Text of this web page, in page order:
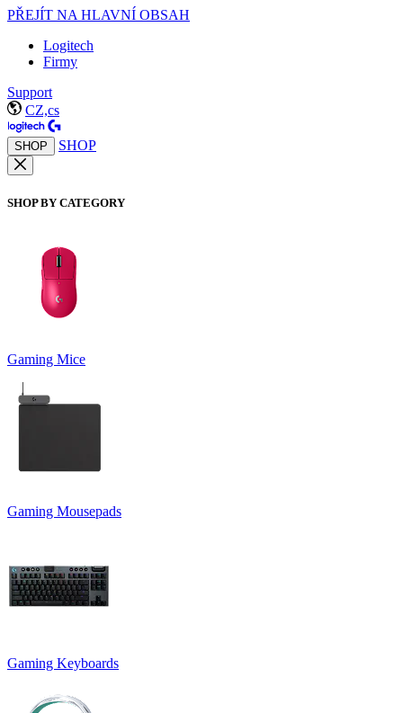
PŘEJÍT NA HLAVNÍ OBSAH
Logitech
Firmy
Support
CZ,cs
SHOP SHOP
SHOP BY CATEGORY
Gaming Mice
Gaming Mousepads
Gaming Keyboards